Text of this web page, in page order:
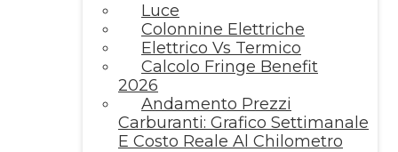
Luce
Colonnine Elettriche
Elettrico Vs Termico
Calcolo Fringe Benefit
2026
Andamento Prezzi
Carburanti: Grafico Settimanale
E Costo Reale Al Chilometro